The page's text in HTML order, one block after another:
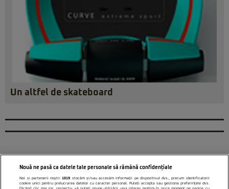
Un altfel de skateboard
Nouă ne pasă ca datele tale personale să rămână confidențiale
Noi și partenerii noștri1019 stocăm și/sau accesăm informații pe dispozitivul dvs., precum identificatorii
cookie unici pentru prelucrarea datelor cu caracter personal. Puteți accepta sau gestiona preferințele dvs.